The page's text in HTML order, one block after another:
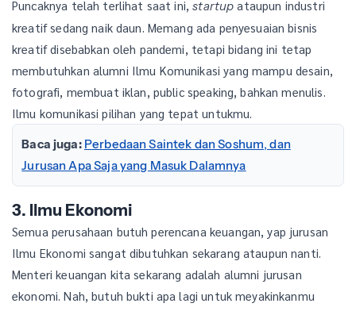
Puncaknya telah terlihat saat ini,startup ataupun industri
kreatif sedang naik daun. Memang ada penyesuaian bisnis
kreatif disebabkan oleh pandemi, tetapi bidang ini tetap
membutuhkan alumni Ilmu Komunikasi yang mampu desain,
fotografi, membuat iklan, public speaking, bahkan menulis.
Ilmu komunikasi pilihan yang tepat untukmu.
Baca juga: Perbedaan Saintek dan Soshum, dan
Jurusan Apa Saja yang Masuk Dalamnya
3. Ilmu Ekonomi
Semua perusahaan butuh perencana keuangan, yap jurusan
Ilmu Ekonomi sangat dibutuhkan sekarang ataupun nanti.
Menteri keuangan kita sekarang adalah alumni jurusan
ekonomi. Nah, butuh bukti apa lagi untuk meyakinkanmu